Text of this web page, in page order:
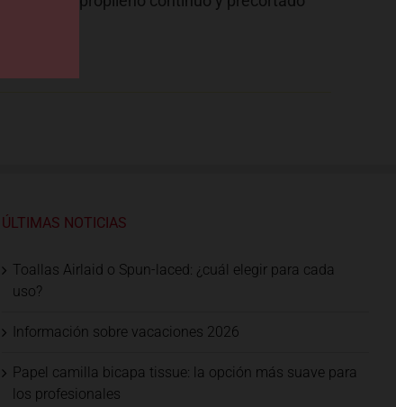
ÚLTIMAS NOTICIAS
Toallas Airlaid o Spun-laced: ¿cuál elegir para cada
uso?
Información sobre vacaciones 2026
Papel camilla bicapa tissue: la opción más suave para
los profesionales